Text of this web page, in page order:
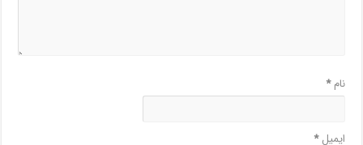
نام*
ایمیل*